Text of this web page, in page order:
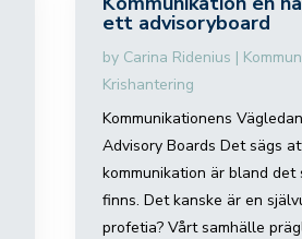
ett advisoryboard
by Carina Ridenius |
Krishantering
Kommunikationens
Advisory Boards Det sägs
kommunikation är bland det
finns. Det kanske är en
profetia? Vårt samhälle